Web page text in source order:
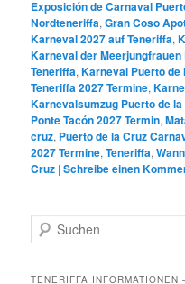
Exposición de Carnaval
Nordteneriffa,Gran Coso
Karneval 2027 auf Teneriffa,
Karneval der Meerjungfrauen
Teneriffa,Karneval Puerto de
Teneriffa 2027 Termine,
Karnevalsumzug Puerto de
Ponte Tacón 2027 Termin,
cruz, Puerto de la Cruz
2027 Termine,Teneriffa,
Cruz |Schreibe einen
u
h
TENERIFFA INFORMATIONEN